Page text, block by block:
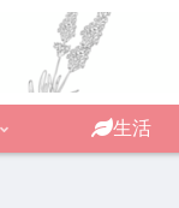
生活